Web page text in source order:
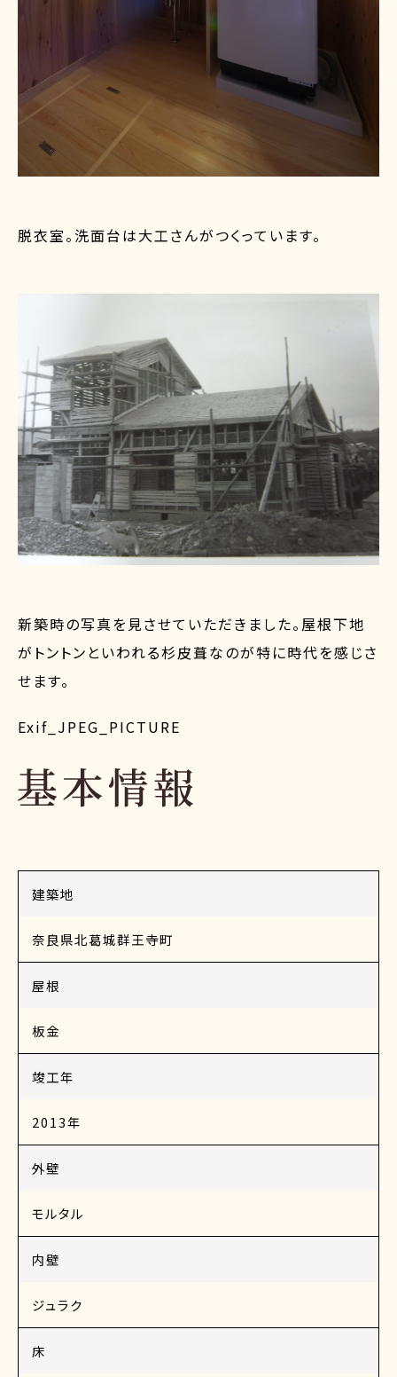
脱衣室。洗面台は大工さんがつくっています。
新築時の写真を見させていただきました。屋根下地
がトントンといわれる杉皮葺なのが特に時代を感じさ
せます。
Exif_JPEG_PICTURE
建築地
奈良県北葛城群王寺町
屋根
板金
竣工年
2013年
外壁
モルタル
内壁
ジュラク
床